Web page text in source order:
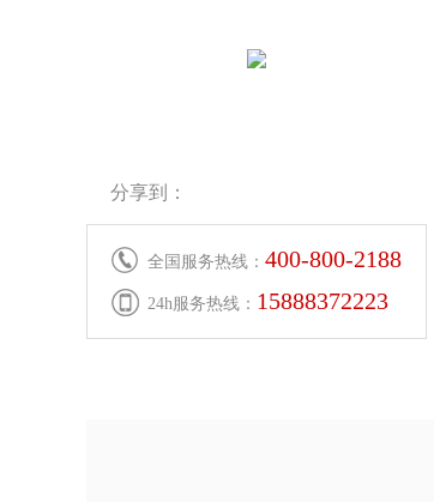
分享到：
全国服务热线： 400-800-2188
24h服务热线： 15888372223